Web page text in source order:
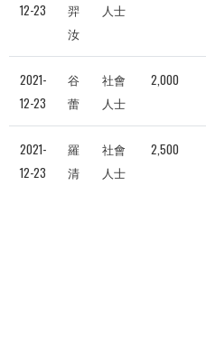
12-23
羿
汝
人士
2021-
12-23
谷
蕾
社會
人士
2,000
2021-
12-23
羅
清
社會
人士
2,500